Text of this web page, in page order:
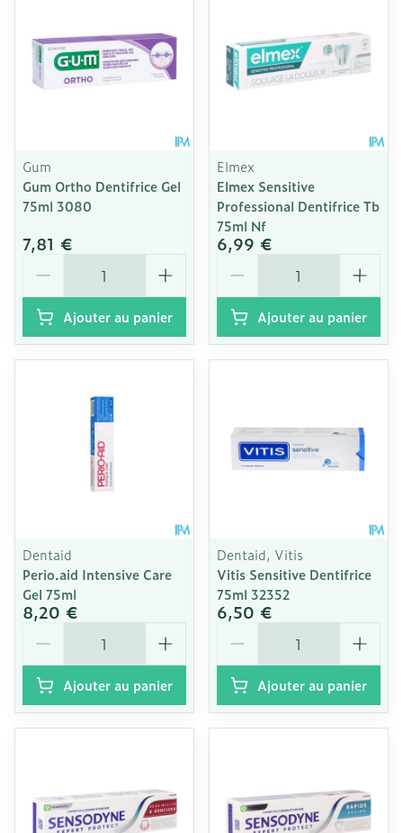
Gum
Gum Ortho Dentifrice Gel
75ml 3080
7,81 €
Ajouter au panier
Elmex
Elmex Sensitive
Professional Dentifrice Tb
75ml Nf
6,99 €
Ajouter au panier
Dentaid
Perio.aid Intensive Care
Gel 75ml
8,20 €
Ajouter au panier
Dentaid, Vitis
Vitis Sensitive Dentifrice
75ml 32352
6,50 €
Ajouter au panier